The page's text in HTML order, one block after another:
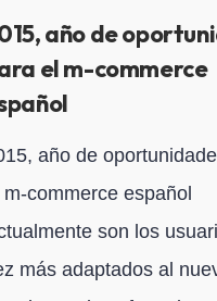
año de
el m-commerce
año de
m-commerce español
son los
más adaptados al